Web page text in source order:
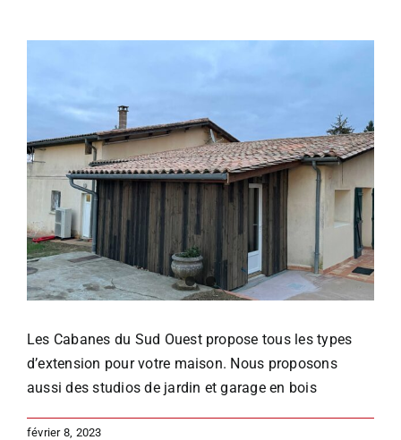
agrandie
Les Cabanes du Sud Ouest propose tous les types
d’extension pour votre maison. Nous proposons
aussi des studios de jardin et garage en bois
février 8, 2023